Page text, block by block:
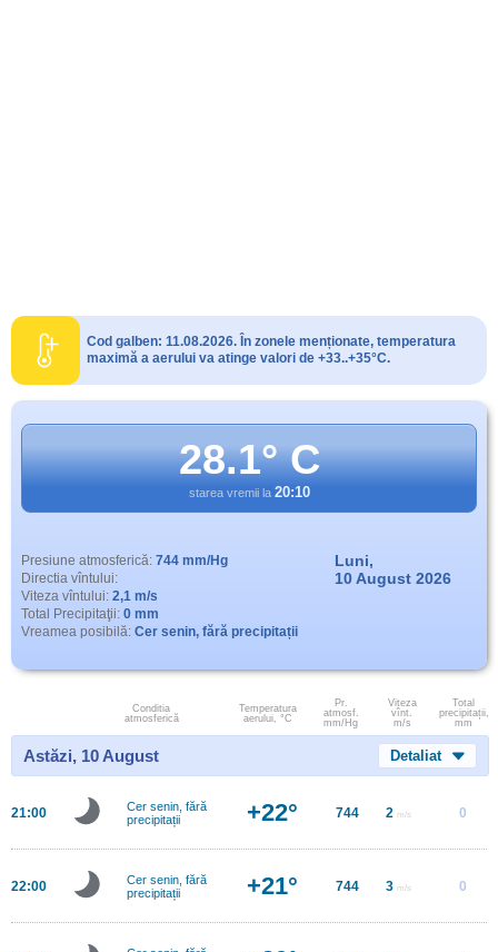
Cod galben: 11.08.2026. În zonele menționate, temperatura
maximă a aerului va atinge valori de +33..+35°C.
28.1° C
starea vremii la 20:10
Presiune atmosferică: 744 mm/Hg
Directia vîntului:
Viteza vîntului: 2,1 m/s
Total Precipitaţii: 0 mm
Vreamea posibilă: Cer senin, fără precipitații
Luni,
10 August 2026
Conditia
atmosferică
Temperatura
aerului, °C
Pr.
atmosf.
mm/Hg
Viteza
vînt.
m/s
Total
precipitații,
mm
Astăzi, 10 August Detaliat
21:00
Cer senin, fără
precipitații
+22° 744 2 m/s 0
22:00
Cer senin, fără
precipitații
+21° 744 3 m/s 0